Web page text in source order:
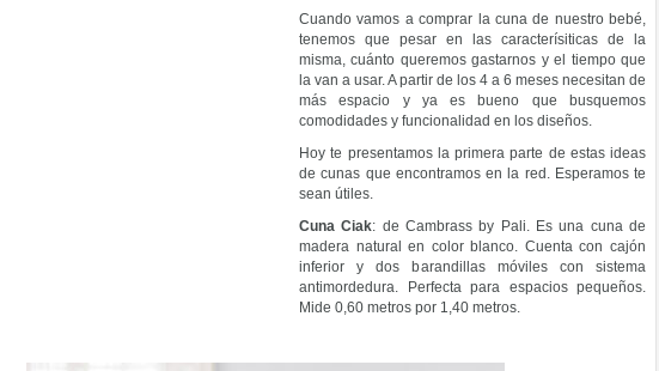
Cuando vamos a comprar la cuna de nuestro bebé,
tenemos que pesar en las caracterísiticas de la
misma, cuánto queremos gastarnos y el tiempo que
la van a usar. A partir de los 4 a 6 meses necesitan de
más espacio y ya es bueno que busquemos
comodidades y funcionalidad en los diseños.
Hoy te presentamos la primera parte de estas ideas
de cunas que encontramos en la red. Esperamos te
sean útiles.
Cuna Ciak: de Cambrass by Pali. Es una cuna de
madera natural en color blanco. Cuenta con cajón
inferior y dos barandillas móviles con sistema
antimordedura. Perfecta para espacios pequeños.
Mide 0,60 metros por 1,40 metros.